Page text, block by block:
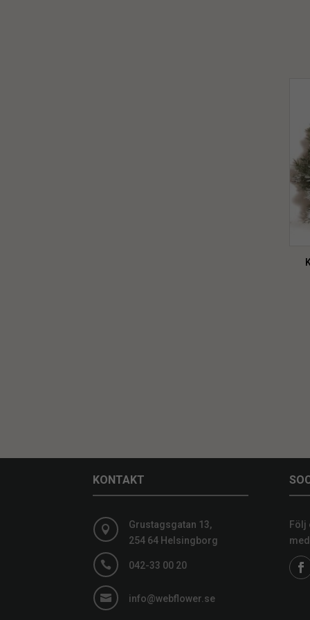
KONTAKT

Grustagsgatan 13,
254 64 Helsingborg
 042-33 00 20
 info@webflower.se
Följ